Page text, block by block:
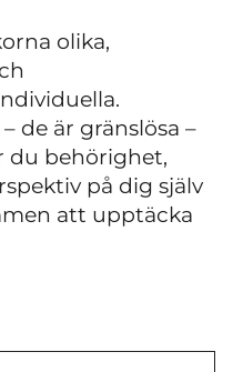
olika,
– de är gränslösa –
du behörighet,
på dig själv
att upptäcka